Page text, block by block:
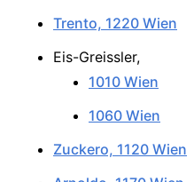
Trento, 1220 Wien
Eis-Greissler,
1010 Wien
1060 Wien
Zuckero, 1120 Wien